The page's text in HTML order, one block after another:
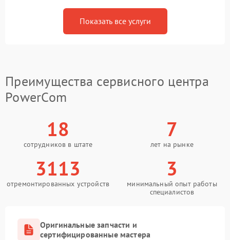
Показать все услуги
Преимущества сервисного центра
PowerCom
18
сотрудников в штате
7
лет на рынке
3113
отремонтированных устройств
3
минимальный опыт работы
специалистов
Оригинальные запчасти и
сертифицированные мастера